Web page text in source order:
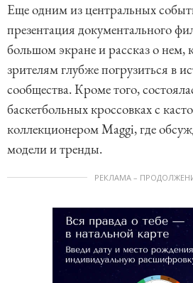
Еще одним из центральных
презентация документального
большом экране и рассказ о нем,
зрителям глубже погрузиться в
сообщества. Кроме того,
баскетбольных кроссовках с
коллекционером Maggi, где
модели и тренды.
РЕКЛАМА –